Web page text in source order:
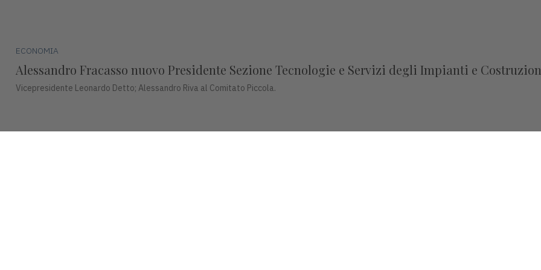
ECONOMIA
Alessandro Fracasso nuovo Presidente Sezione Tecnologie e Servizi degli Impianti e
Vicepresidente Leonardo Detto; Alessandro Riva al Comitato Piccola.